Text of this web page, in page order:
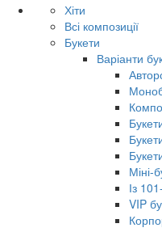
Хіти
Всі композиції
Букети
Варіанти
Міні-
Із
VIP